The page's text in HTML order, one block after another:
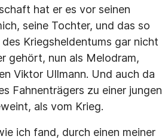
hat er es vor seinen
seine Tochter, und das so
Kriegsheldentums gar nicht
gehört, nun als Melodram,
Viktor Ullmann. Und auch da
Fahnenträgers zu einer jungen
als vom Krieg.
ich fand, durch einen meiner